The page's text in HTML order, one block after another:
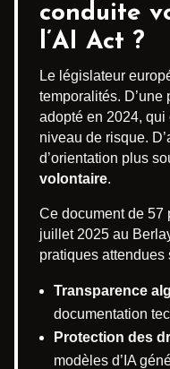
conduite
l’AI Act ?
Le législateur
temporalités. D’une
adopté en 2024, qui
niveau de risque.
d’orientation plus
volontaire.
Ce document de 57
juillet 2025 au
pratiques attendues
Transparence
documentation
Protection des
modèles d’IA